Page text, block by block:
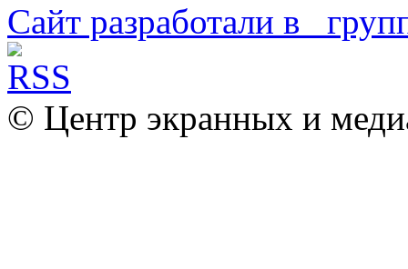
Сайт разработали в
© Центр экранных и